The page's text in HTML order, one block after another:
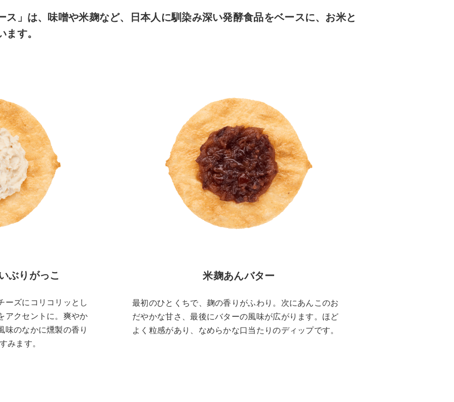
ス」は、味噌や米麹など、日本人に馴染み深い発酵食品をベースに、お米と
す。
ぶりがっこ
ーズにコリコリッとし
アクセントに。爽やか
味のなかに燻製の香り
みます。
米麹あんバター
最初のひとくちで、麹の香りがふわり。次にあんこのお
だやかな甘さ、最後にバターの風味が広がります。ほど
よく粒感があり、なめらかな口当たりのディップです。